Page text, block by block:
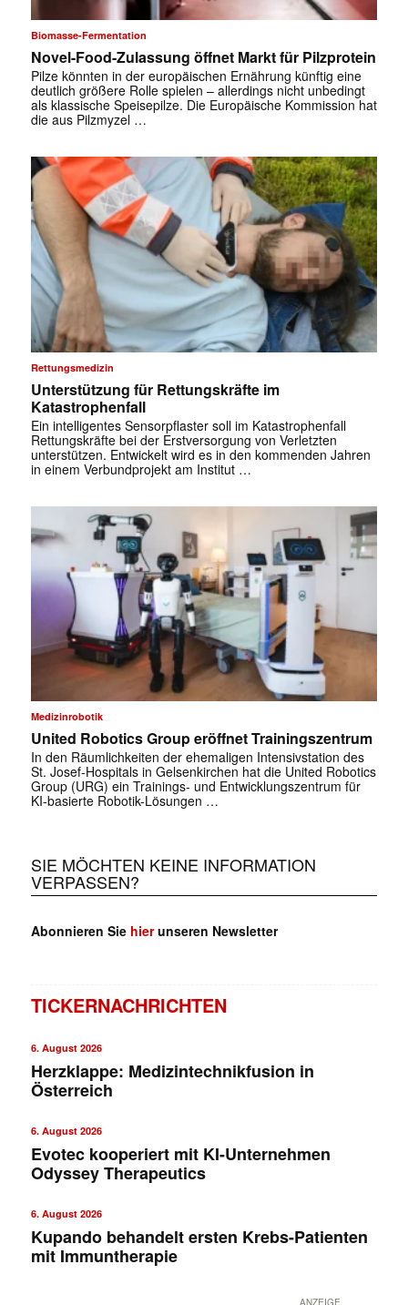
Biomasse-Fermentation
Novel-Food-Zulassung öffnet Markt für Pilzprotein
Pilze könnten in der europäischen Ernährung künftig eine
deutlich größere Rolle spielen – allerdings nicht unbedingt
als klassische Speisepilze. Die Europäische Kommission hat
die aus Pilzmyzel …
Rettungsmedizin
Unterstützung für Rettungskräfte im
Katastrophenfall
Ein intelligentes Sensorpflaster soll im Katastrophenfall
Rettungskräfte bei der Erstversorgung von Verletzten
unterstützen. Entwickelt wird es in den kommenden Jahren
in einem Verbundprojekt am Institut …
Medizinrobotik
United Robotics Group eröffnet Trainingszentrum
In den Räumlichkeiten der ehemaligen Intensivstation des
St. Josef-Hospitals in Gelsenkirchen hat die United Robotics
Group (URG) ein Trainings- und Entwicklungszentrum für
KI-basierte Robotik-Lösungen …
SIE MÖCHTEN KEINE INFORMATION
VERPASSEN?
Abonnieren Sie hierunseren Newsletter
TICKERNACHRICHTEN
6. August 2026
Herzklappe: Medizintechnikfusion in
Österreich
6. August 2026
Evotec kooperiert mit KI-Unternehmen
Odyssey Therapeutics
6. August 2026
Kupando behandelt ersten Krebs-Patienten
mit Immuntherapie
ANZEIGE